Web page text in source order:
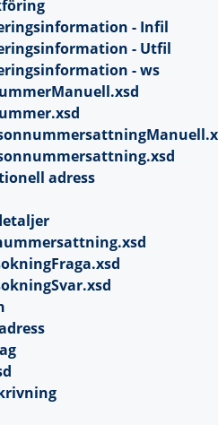
- Infil
- Utfil
- ws
adress